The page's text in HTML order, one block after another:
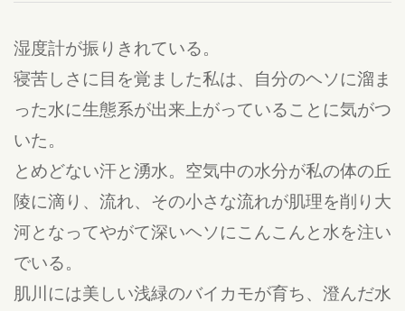
湿度計が振りきれている。
寝苦しさに目を覚ました私は、自分のヘソに溜ま
った水に生態系が出来上がっていることに気がつ
いた。
とめどない汗と湧水。空気中の水分が私の体の丘
陵に滴り、流れ、その小さな流れが肌理を削り大
河となってやがて深いヘソにこんこんと水を注い
でいる。
肌川には美しい浅緑のバイカモが育ち、澄んだ水